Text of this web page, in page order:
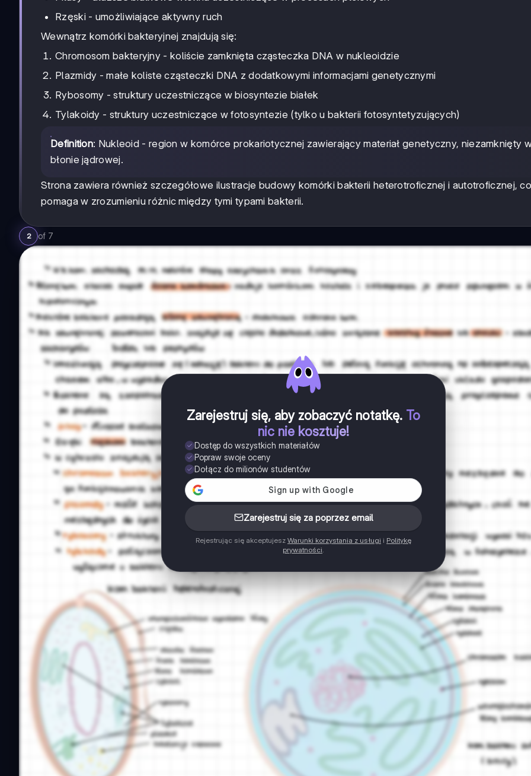
Rzęski - umożliwiające aktywny ruch
Wewnątrz komórki bakteryjnej znajdują się:
Chromosom bakteryjny - koliście zamknięta cząsteczka DNA w nukleoidzie
Plazmidy - małe koliste cząsteczki DNA z dodatkowymi informacjami genetycznymi
Rybosomy - struktury uczestniczące w biosyntezie białek
Tylakoidy - struktury uczestniczące w fotosyntezie (tylko u bakterii fotosyntetyzujących)
Definition: Nukleoid - region w komórce prokariotycznej zawierający materiał genetyczny, niezamknięty
błonie jądrowej.
Strona zawiera również szczegółowe ilustracje budowy komórki bakterii heterotroficznej i autotroficznej,
pomaga w zrozumieniu różnic między tymi typami bakterii.
2 of 7
Zarejestruj się, aby zobaczyć notatkę. To
nic nie kosztuje!
Dostęp do wszystkich materiałów
Popraw swoje oceny
Dołącz do milionów studentów
Zarejestruj się za poprzez email
Rejestrując się akceptujesz Warunki korzystania z usługi i Politykę
prywatności.